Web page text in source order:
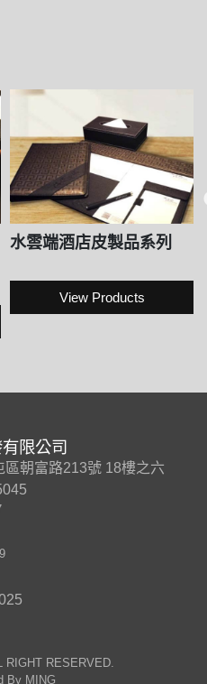
水雲端酒店皮製品系列
View Products
限公司
區朝富路213號 18樓之六
RIGHT RESERVED.
By MING